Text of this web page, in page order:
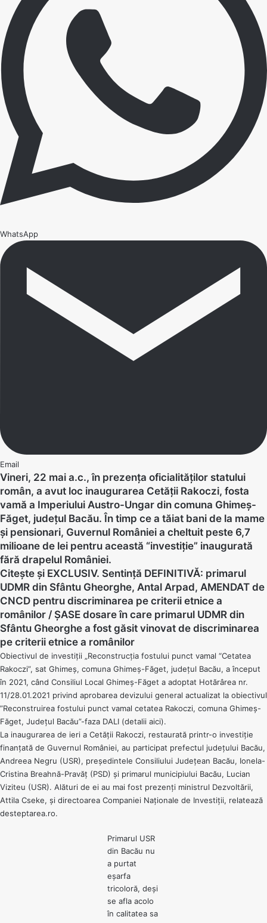
WhatsApp
Email
Vineri, 22 mai a.c., în prezența oficialităților statului
român, a avut loc inaugurarea Cetății Rakoczi, fosta
vamă a Imperiului Austro-Ungar din comuna Ghimeș-
Făget, județul Bacău. În timp ce a tăiat bani de la mame
și pensionari, Guvernul României a cheltuit peste 6,7
milioane de lei pentru această “investiție” inaugurată
fără drapelul României.
Citește și EXCLUSIV. Sentință DEFINITIVĂ: primarul
UDMR din Sfântu Gheorghe, Antal Arpad, AMENDAT de
CNCD pentru discriminarea pe criterii etnice a
românilor / ȘASE dosare în care primarul UDMR din
Sfântu Gheorghe a fost găsit vinovat de discriminarea
pe criterii etnice a românilor
Obiectivul de investiții „Reconstrucția fostului punct vamal “Cetatea
Rakoczi”, sat Ghimeș, comuna Ghimeș-Făget, județul Bacău, a început
în 2021, când Consiliul Local Ghimeș-Făget a adoptat Hotărârea nr.
11/28.01.2021 privind aprobarea devizului general actualizat la obiectivul
”Reconstruirea fostului punct vamal cetatea Rakoczi, comuna Ghimeș-
Făget, Județul Bacău”-faza DALI (detalii aici).
La inaugurarea de ieri a Cetății Rakoczi, restaurată printr-o investiție
finanțată de Guvernul României, au participat prefectul județului Bacău,
Andreea Negru (USR), președintele Consiliului Județean Bacău, Ionela-
Cristina Breahnă-Pravăț (PSD) și primarul municipiului Bacău, Lucian
Viziteu (USR). Alături de ei au mai fost prezenți ministrul Dezvoltării,
Attila Cseke, și directoarea Companiei Naționale de Investiții, relatează
desteptarea.ro.
Primarul USR
din Bacău nu
a purtat
eșarfa
tricoloră, deși
se afla acolo
în calitatea sa